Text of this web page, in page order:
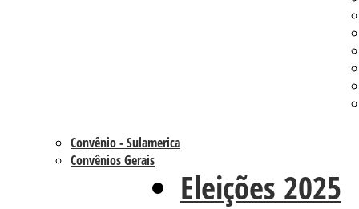
Convênio - Sulamerica
Convênios Gerais
Eleições 2025